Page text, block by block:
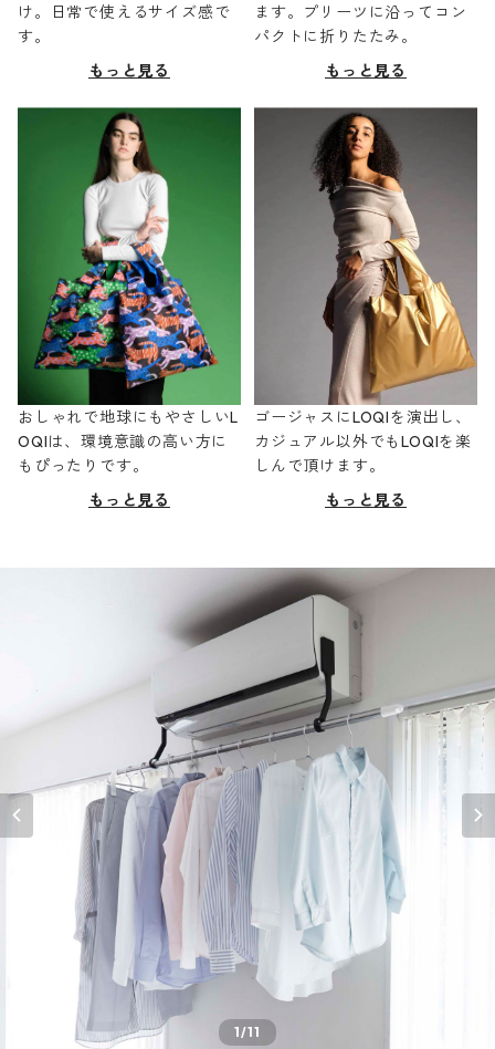
け。日常で使えるサイズ感で
す。
もっと見る
ます。プリーツに沿ってコン
パクトに折りたたみ。
もっと見る
おしゃれで地球にもやさしいL
OQIは、環境意識の高い方に
もぴったりです。
もっと見る
ゴージャスにLOQIを演出し、
カジュアル以外でもLOQIを楽
しんで頂けます。
もっと見る
1/11